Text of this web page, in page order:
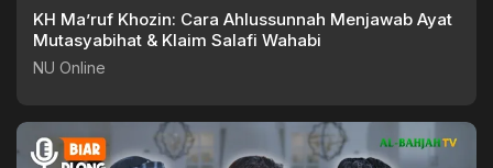
KH Ma’ruf Khozin: Cara Ahlussunnah Menjawab Ayat
Mutasyabihat & Klaim Salafi Wahabi
NU Online